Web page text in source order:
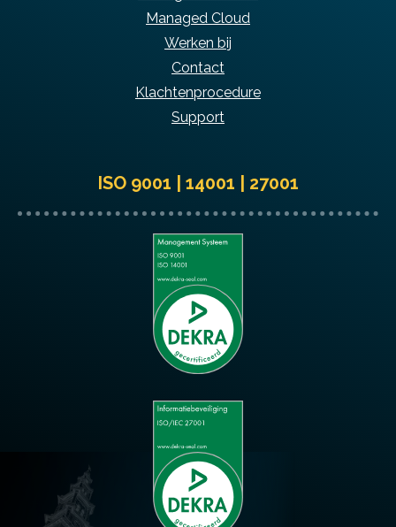
Managed Cloud
Werken bij
Contact
Klachtenprocedure
Support
ISO 9001 | 14001 | 27001